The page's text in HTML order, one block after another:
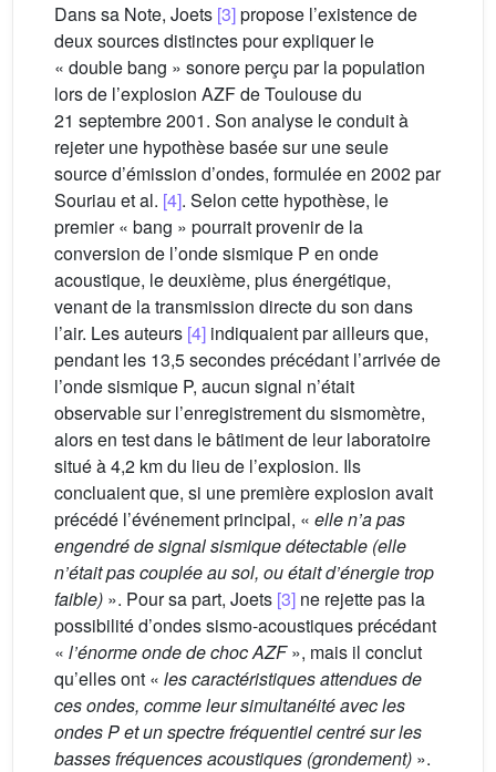
Dans sa Note, Joets [3]propose l’existence de
deux sources distinctes pour expliquer le
« double bang » sonore perçu par la population
lors de l’explosion AZF de Toulouse du
21 septembre 2001. Son analyse le conduit à
rejeter une hypothèse basée sur une seule
source d’émission d’ondes, formulée en 2002 par
Souriau et al. [4]. Selon cette hypothèse, le
premier « bang » pourrait provenir de la
conversion de l’onde sismique P en onde
acoustique, le deuxième, plus énergétique,
venant de la transmission directe du son dans
l’air. Les auteurs [4] indiquaient par ailleurs que,
pendant les 13,5 secondes précédant l’arrivée de
l’onde sismique P, aucun signal n’était
observable sur l’enregistrement du sismomètre,
alors en test dans le bâtiment de leur laboratoire
situé à 4,2 km du lieu de l’explosion. Ils
concluaient que, si une première explosion avait
précédé l’événement principal, « elle n’a pas
engendré de signal sismique détectable (elle
n’était pas couplée au sol, ou était d’énergie trop
faible) ». Pour sa part, Joets [3] ne rejette pas la
possibilité d’ondes sismo-acoustiques précédant
« l’énorme onde de choc AZF», mais il conclut
qu’elles ont « les caractéristiques attendues de
ces ondes, comme leur simultanéité avec les
ondes P et un spectre fréquentiel centré sur les
basses fréquences acoustiques (grondement) ».